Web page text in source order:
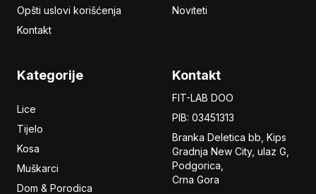
Opšti uslovi korišćenja
Kontakt
Noviteti
Kategorije
Lice
Tijelo
Kosa
Muškarci
Dom & Porodica
Kontakt
FIT-LAB DOO
PIB: 03451313
Branka Deletica bb, Kips
Gradnja New City, ulaz G,
Podgorica,
Crna Gora